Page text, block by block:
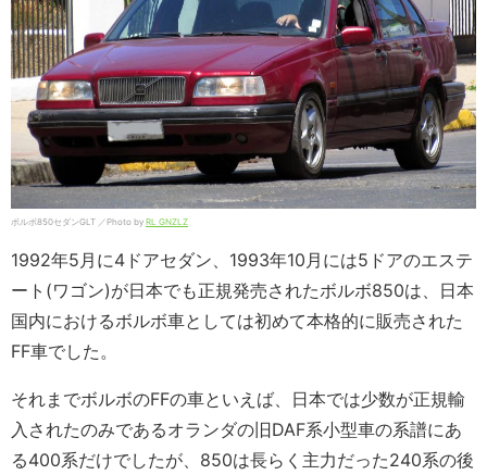
ボルボ850セダンGLT ／Photo by RL GNZLZ
1992年5月に4ドアセダン、1993年10月には5ドアのエステ
ート(ワゴン)が日本でも正規発売されたボルボ850は、日本
国内におけるボルボ車としては初めて本格的に販売された
FF車でした。
それまでボルボのFFの車といえば、日本では少数が正規輸
入されたのみであるオランダの旧DAF系小型車の系譜にあ
る400系だけでしたが、850は長らく主力だった240系の後